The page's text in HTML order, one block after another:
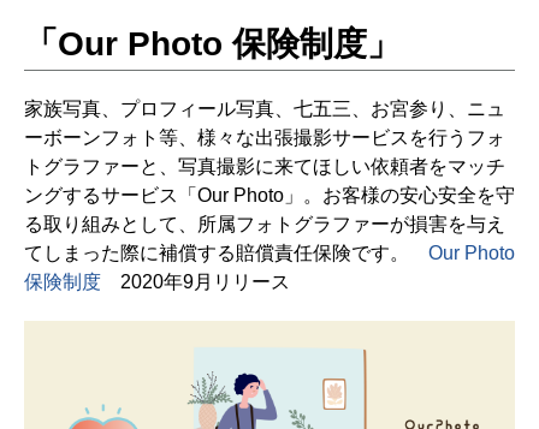
「Our Photo 保険制度」
家族写真、プロフィール写真、七五三、お宮参り、ニュ
ーボーンフォト等、様々な出張撮影サービスを行うフォ
トグラファーと、写真撮影に来てほしい依頼者をマッチ
ングするサービス「Our Photo」。お客様の安心安全を守
る取り組みとして、所属フォトグラファーが損害を与え
てしまった際に補償する賠償責任保険です。 Our Photo
保険制度 2020年9月リリース